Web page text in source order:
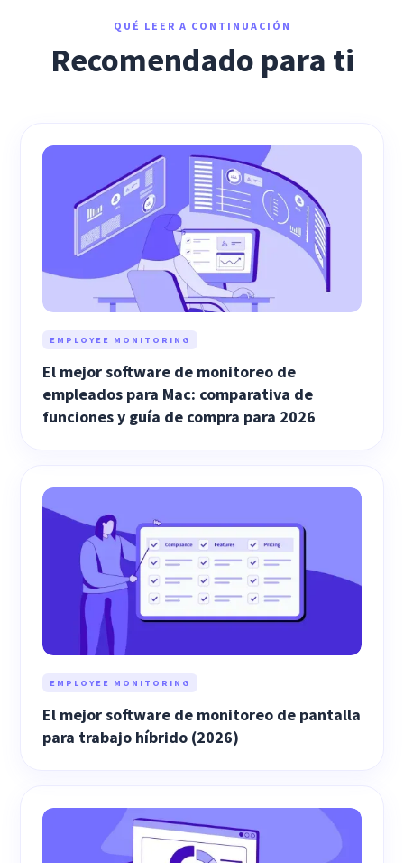
QUÉ LEER A CONTINUACIÓN
Recomendado para ti
EMPLOYEE MONITORING
El mejor software de monitoreo de
empleados para Mac: comparativa de
funciones y guía de compra para 2026
EMPLOYEE MONITORING
El mejor software de monitoreo de pantalla
para trabajo híbrido (2026)